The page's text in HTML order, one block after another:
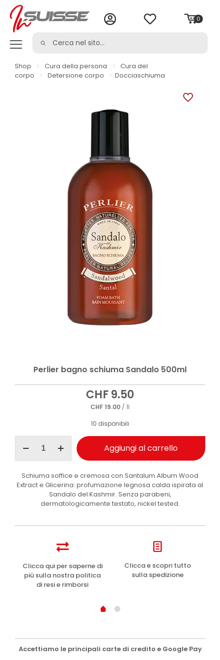
0
Shop > Cura della persona >
Cura del
corpo
> Detersione corpo > Docciaschiuma
Perlier bagno schiuma Sandalo 500ml
CHF9.50
CHF19.00 / 1l
10 disponibili
bagno
500ml
quantità
Aggiungi al carrello
Schiuma soffice e cremosa con Santalum Album Wood
Extract e Glicerina: profumazione legnosa calda ispirata al
Sandalo del Kashmir. Senza parabeni,
dermatologicamente testato, nickel tested.
Clicca qui per saperne di
più sulla nostra politica
di resi e rimborsi
Clicca e scopri tutto
sulla spedizione
Accettiamo le principali carte di credito e Google Pay